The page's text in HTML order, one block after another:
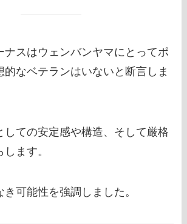
ナスはウェンバンヤマにとってポ
的なベテランはいないと断言しま
しての安定感や構造、そして厳格
ます。
き可能性を強調しました。